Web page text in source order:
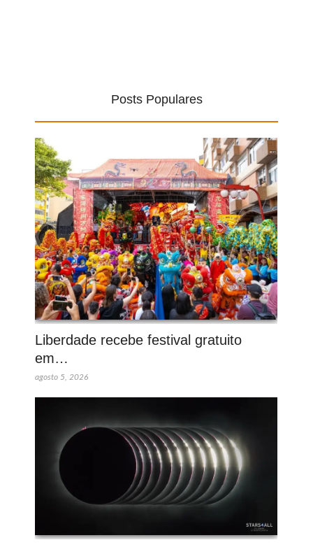
Posts Populares
Liberdade recebe festival gratuito
em…
agosto 5, 2026